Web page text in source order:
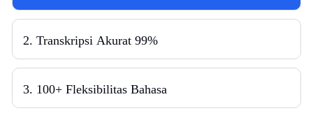
2. Transkripsi Akurat 99%
3. 100+ Fleksibilitas Bahasa